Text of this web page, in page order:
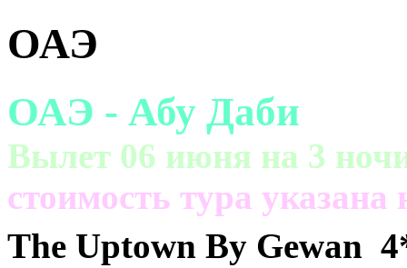
ОАЭ
ОАЭ - Абу Даби
Вылет 06 июня на 3
cтоимость тура
The Uptown By Gewan